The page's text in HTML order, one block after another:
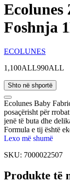
Ecolunes
Foshnja
ECOLUNES
1,100ALL990ALL
Shto në shportë
Ecolunes Baby
posaçërisht për
jenë të buta dhe
Formula e tij është
rrobat e foshnjave.
çdo foshnjë.
Lexo më shumë
SKU: 7000022507
Produkte të